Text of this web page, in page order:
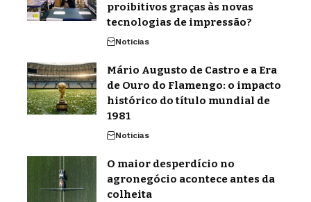
proibitivos graças às novas
tecnologias de impressão?
Noticias
Mário Augusto de Castro e a Era
de Ouro do Flamengo: o impacto
histórico do título mundial de
1981
Noticias
O maior desperdício no
agronegócio acontece antes da
colheita